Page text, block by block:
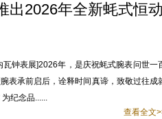
出2026年全新蚝式恒动
瓦钟表展]2026年，是庆祝蚝式腕表问世一
表承前启后，诠释时间真谛，致敬过往成
纪念品......
查看全文